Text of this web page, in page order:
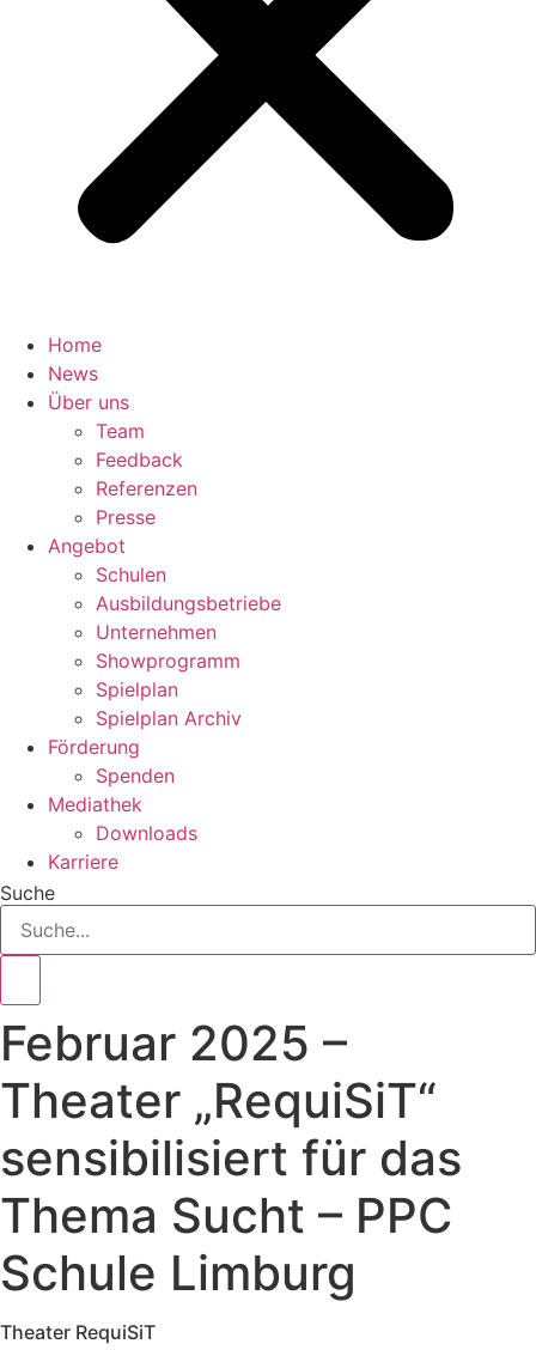
Home
News
Über uns
Team
Feedback
Referenzen
Presse
Angebot
Schulen
Ausbildungsbetriebe
Unternehmen
Showprogramm
Spielplan
Spielplan Archiv
Förderung
Spenden
Mediathek
Downloads
Karriere
Suche
Februar 2025 –
Theater „RequiSiT“
sensibilisiert für das
Thema Sucht – PPC
Schule Limburg
Theater RequiSiT